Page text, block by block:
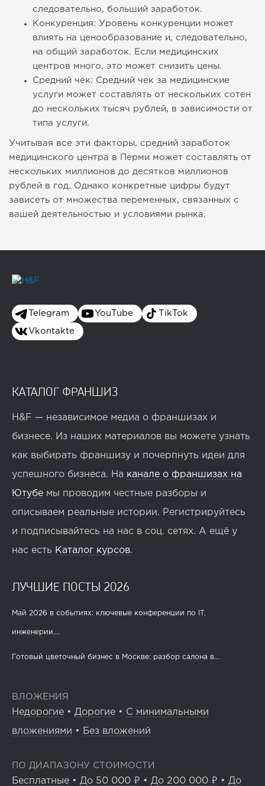
следовательно, больший заработок.
Конкуренция: Уровень конкуренции может
влиять на ценообразование и, следовательно,
на общий заработок. Если медицинских
центров много, это может снизить цены.
Средний чек: Средний чек за медицинские
услуги может составлять от нескольких сотен
до нескольких тысяч рублей, в зависимости от
типа услуги.
Учитывая все эти факторы, средний заработок
медицинского центра в Перми может составлять от
нескольких миллионов до десятков миллионов
рублей в год. Однако конкретные цифры будут
зависеть от множества переменных, связанных с
вашей деятельностью и условиями рынка.
Telegram YouTube TikTok
Vkontakte
КАТАЛОГ ФРАНШИЗ
H&F — независимое медиа о франшизах и
бизнесе. Из наших материалов вы можете узнать
как выбирать франшизу и почерпнуть идеи для
успешного бизнеса. На канале о франшизах на
Ютубе мы проводим честные разборы и
описываем реальные истории. Регистрируйтесь
и подписывайтесь на нас в соц. сетях. А ещё у
нас есть Каталог курсов.
ЛУЧШИЕ ПОСТЫ 2026
Май 2026 в событиях: ключевые конференции по IT,
инженерии,...
Готовый цветочный бизнес в Москве: разбор салона в...
ВЛОЖЕНИЯ
Недорогие • Дорогие • С минимальными
вложениями • Без вложений
ПО ДИАПАЗОНУ СТОИМОСТИ
Бесплатные • До 50 000 ₽ • До 200 000 ₽ • До